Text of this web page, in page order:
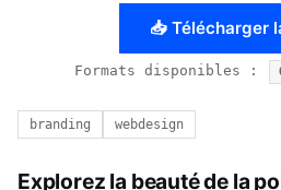
📥 Télécharger
Formats disponibles :
branding webdesign
Explorez la beauté de la